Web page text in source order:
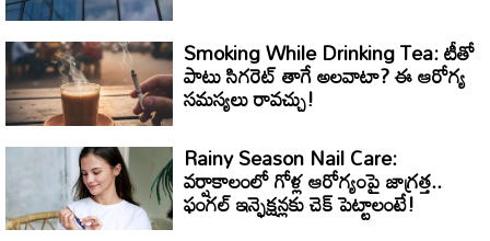
Smoking While Drinking Tea: టీతో
పాటు సిగరెట్ తాగే అలవాటా? ఈ ఆరోగ్య
సమస్యలు రావచ్చు!
Rainy Season Nail Care:
వర్షాకాలంలో గోళ్ల ఆరోగ్యంపై జాగ్రత్త..
ఫంగల్ ఇన్ఫెక్షన్లకు చెక్ పెట్టాలంటే!